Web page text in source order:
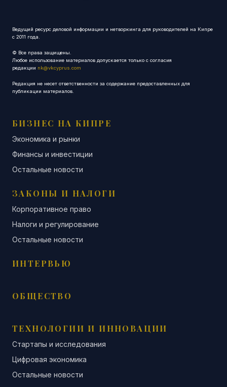
Ведущий ресурс деловой информации и нетворкинга для руководителей на Кипре
с 2011 года.
© Все права защищены.
Любое использование материалов допускается только с согласия
редакции nk@vkcyprus.com
Редакция не несет ответственности за содержание предоставленных для
публикации материалов.
БИЗНЕС НА КИПРЕ
Экономика и рынки
Финансы и инвестиции
Остальные новости
ЗАКОНЫ И НАЛОГИ
Корпоративное право
Налоги и регулирование
Остальные новости
ИНТЕРВЬЮ
ОБЩЕСТВО
ТЕХНОЛОГИИ И ИННОВАЦИИ
Стартапы и исследования
Цифровая экономика
Остальные новости